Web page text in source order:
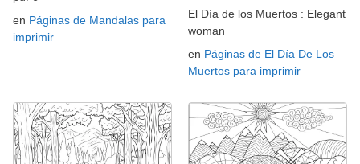
en Páginas de Mandalas para
imprimir
El Día de los Muertos : Elegant
woman
en Páginas de El Día De Los
Muertos para imprimir